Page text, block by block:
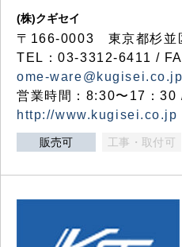
(株)クギセイ
〒166-0003 東京都杉並
TEL：03-3312-6411 /
ome-ware@kugisei.co.jp
営業時間：8:30〜17：30
http://www.kugisei.co.jp
販売可 工事・取付可